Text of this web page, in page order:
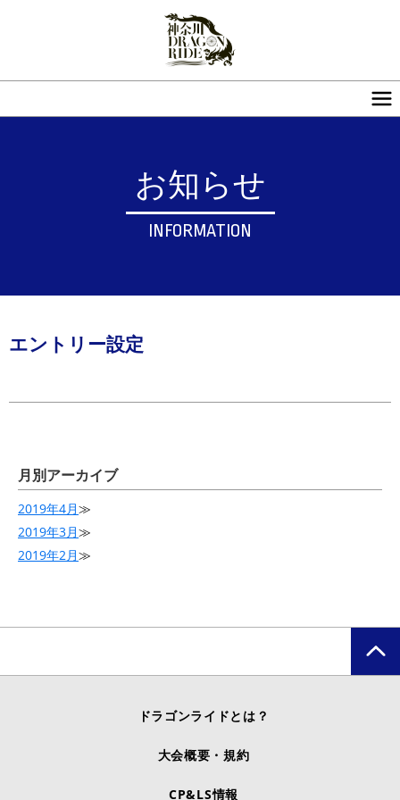
お知らせ
INFORMATION
エントリー設定
月別アーカイブ
2019年4月≫
2019年3月≫
2019年2月≫
ドラゴンライドとは？
大会概要・規約
CP&LS情報